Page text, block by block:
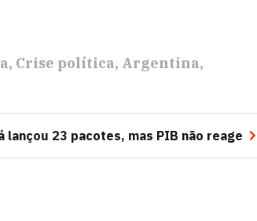
Crise política Argentina
lançou 23 pacotes, mas PIB não reage